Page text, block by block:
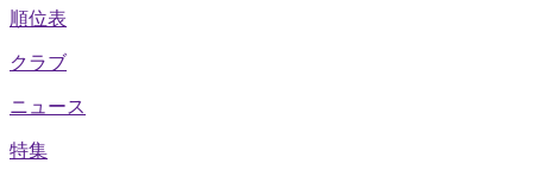
順位表
クラブ
ニュース
特集